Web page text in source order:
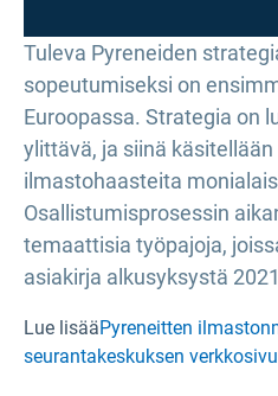
Tuleva Pyreneiden
sopeutumiseksi on
Euroopassa. Strategia on
ylittävä, ja siinä
ilmastohaasteita
Osallistumisprosessin
temaattisia työpajoja,
asiakirja alkusyksystä
Lue lisääPyreneitten
seurantakeskuksen